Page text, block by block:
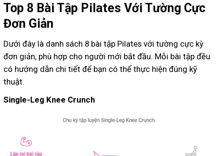
Top 8 Bài Tập Pilates Với Tường Cực
Đơn Giản
Dưới đây là danh sách 8 bài tập Pilates với tường cực kỳ
đơn giản, phù hợp cho người mới bắt đầu. Mỗi bài tập đều
có hướng dẫn chi tiết để bạn có thể thực hiện đúng kỹ
thuật.
Single-Leg Knee Crunch